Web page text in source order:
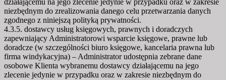
działającemu na jego zlecenie jedynie w przypadku oraz w zakresie
niezbędnym do zrealizowania danego celu przetwarzania danych
zgodnego z niniejszą polityką prywatności.
4.3.5. dostawcy usług księgowych, prawnych i doradczych
zapewniający Administratorowi wsparcie księgowe, prawne lub
doradcze (w szczególności biuro księgowe, kancelaria prawna lub
firma windykacyjna) – Administrator udostępnia zebrane dane
osobowe Klienta wybranemu dostawcy działającemu na jego
zlecenie jedynie w przypadku oraz w zakresie niezbędnym do